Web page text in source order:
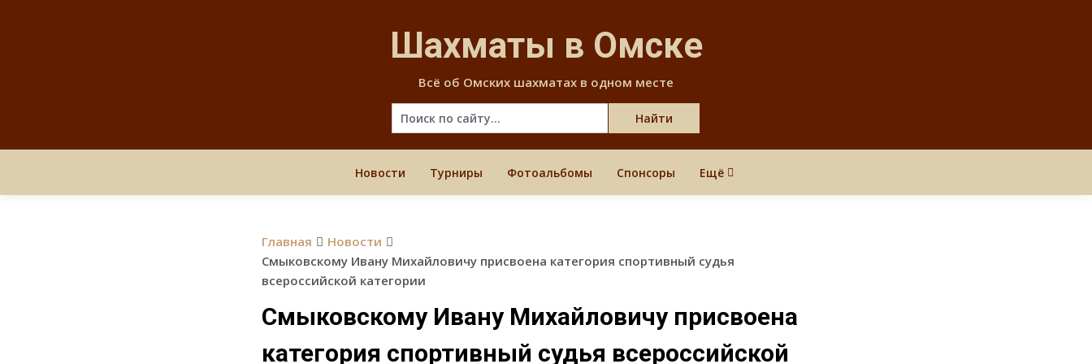
content
Шахматы в Омске
Всё об Омских шахматах в одном месте
Новости Турниры Фотоальбомы Спонсоры Ещё
Главная
Новости
Смыковскому Ивану Михайловичу присвоена категория спортивный судья
всероссийской категории
Смыковскому Ивану Михайловичу присвоена
категория спортивный судья всероссийской